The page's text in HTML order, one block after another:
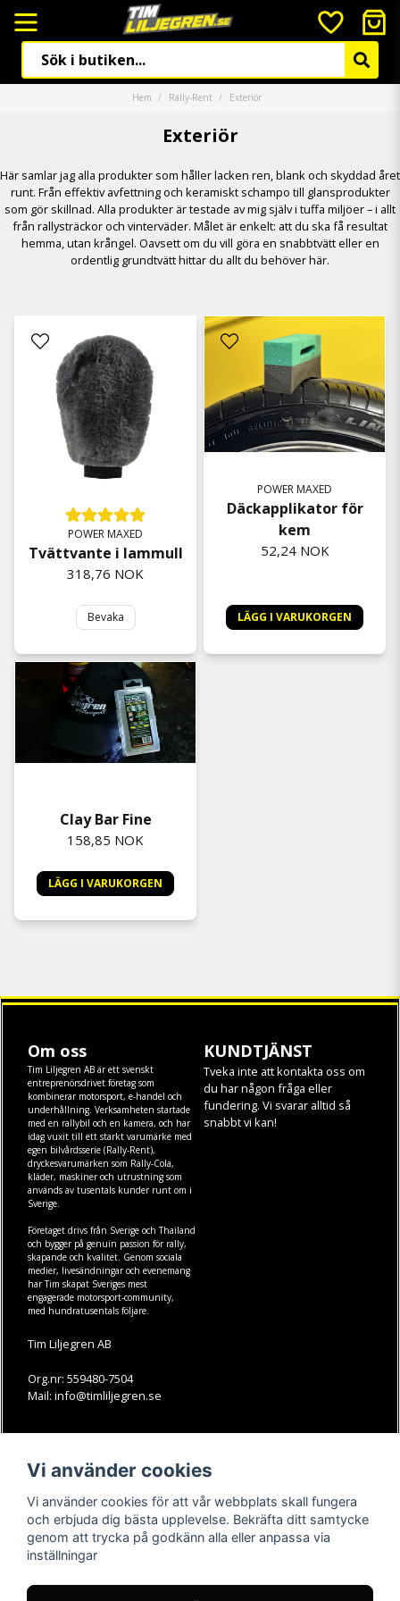
Hem Rally-Rent Exteriör
Exteriör
Här samlar jag alla produkter som håller lacken ren, blank och skyddad året
runt. Från effektiv avfettning och keramiskt schampo till glansprodukter
som gör skillnad. Alla produkter är testade av mig själv i tuffa miljöer – i allt
från rallysträckor och vinterväder. Målet är enkelt: att du ska få resultat
hemma, utan krångel. Oavsett om du vill göra en snabbtvätt eller en
ordentlig grundtvätt hittar du allt du behöver här.
POWER MAXED
Tvättvante i lammull
318,76 NOK
Bevaka
POWER MAXED
Däckapplikator för
kem
52,24 NOK
LÄGG I VARUKORGEN
Clay Bar Fine
158,85 NOK
LÄGG I VARUKORGEN
Om oss
Tim Liljegren AB är ett svenskt
entreprenörsdrivet företag som
kombinerar motorsport, e-handel och
underhållning. Verksamheten startade
med en rallybil och en kamera, och har
idag vuxit till ett starkt varumärke med
egen bilvårdsserie (Rally-Rent),
dryckesvarumärken som Rally-Cola,
kläder, maskineroch utrustning som
används av tusentals kunder runt om i
Sverige.
Företaget drivs från Sverige och Thailand
och bygger på genuin passion för rally,
skapande och kvalitet. Genom sociala
medier, livesändningar och evenemang
har Tim skapat Sveriges mest
engagerade motorsport-community,
med hundratusentals följare.
Tim Liljegren AB
Org.nr: 559480-7504
Mail: info@timliljegren.se
KUNDTJÄNST
Tveka inte att kontakta oss om
du har någon fråga eller
fundering. Vi svarar alltid så
snabbt vi kan!
Köpvillkor
Kontakt
Youtube-videos
Instagram
Youtube
TikTok
Vi använder cookies
Vi använder cookies för att vår webbplats skall fungera
och erbjuda dig bästa upplevelse. Bekräfta ditt samtycke
genom att trycka på godkänn alla eller anpassa via
inställningar